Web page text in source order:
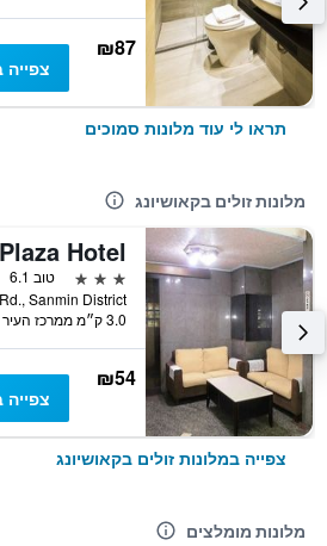
₪87
צפייה
תראו לי עוד מלונות סמוכים
מלונות זולים בקאושיונג
3 כוכבים
טוב 6.1
3.0 ק״מ ממרכז העיר
₪54
צפייה
צפייה במלונות זולים בקאושיונג
מלונות מומלצים